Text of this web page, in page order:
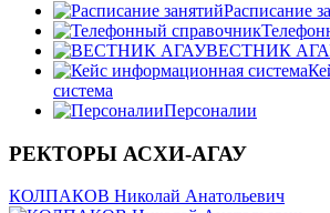
Расписание
ВЕСТНИК
система
Персоналии
РЕКТОРЫ АСХИ-АГАУ
КОЛПАКОВ Николай Анатольевич